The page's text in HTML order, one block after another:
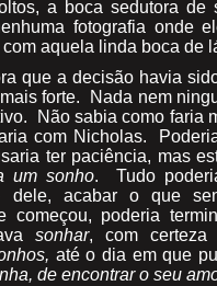
a boca sedutora de
fotografia onde
aquela linda boca de
a decisão havia sido
forte. Nada nem
Não sabia como faria
com Nicholas.
ter paciência, mas
um sonho. Tudo
dele, acabar o que
começou, poderia
sonhar, com certeza
até o dia em que
de encontrar o seu